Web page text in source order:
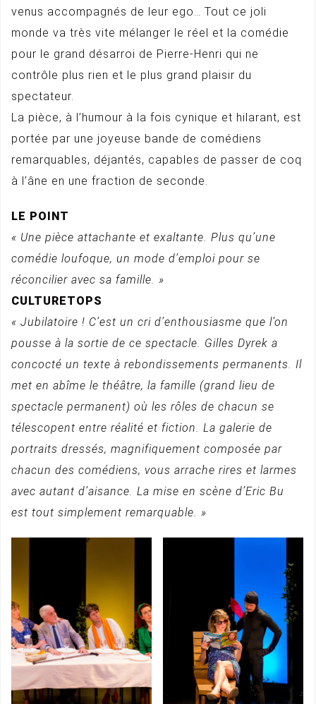
venus accompagnés de leur ego… Tout ce joli
monde va très vite mélanger le réel et la comédie
pour le grand désarroi de Pierre-Henri qui ne
contrôle plus rien et le plus grand plaisir du
spectateur.
La pièce, à l’humour à la fois cynique et hilarant, est
portée par une joyeuse bande de comédiens
remarquables, déjantés, capables de passer de coq
à l’âne en une fraction de seconde.
LE POINT
« Une pièce attachante et exaltante. Plus qu’une
comédie loufoque, un mode d’emploi pour se
réconcilier avec sa famille. »
CULTURETOPS
« Jubilatoire ! C’est un cri d’enthousiasme que l’on
pousse à la sortie de ce spectacle. Gilles Dyrek a
concocté un texte à rebondissements permanents. Il
met en abîme le théâtre, la famille (grand lieu de
spectacle permanent) où les rôles de chacun se
télescopent entre réalité et fiction. La galerie de
portraits dressés, magnifiquement composée par
chacun des comédiens, vous arrache rires et larmes
avec autant d’aisance. La mise en scène d’Eric Bu
est tout simplement remarquable. »